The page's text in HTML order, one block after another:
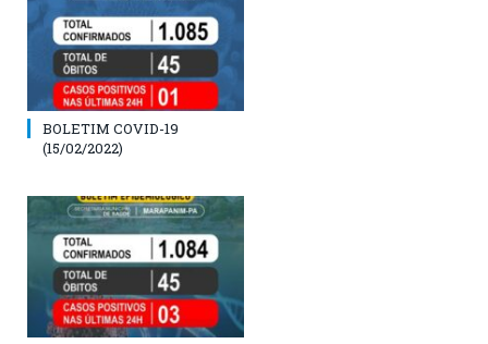
BOLETIM COVID-19
(15/02/2022)